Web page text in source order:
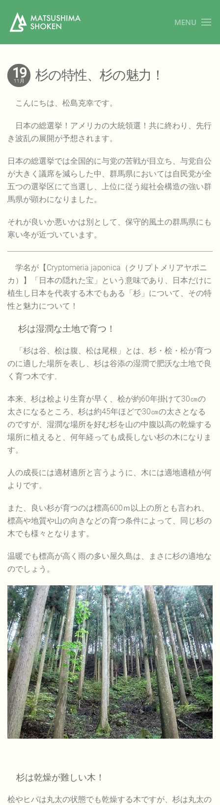
MENU
19
11月 杉の特性、杉の魅力！
こんにちは、松島克幸です。
日本の総選挙！アメリカの大統領選！共に終わり、先行
き波乱の展開が予想されます。
日本の総選挙では全国的に与党の苦戦が目立ち、与党自公
が大きく議席を減らした中、群馬県においては自民党が全
五つの選挙区にて当選し、上位に従う縦社会構造の強い群
馬県が顕わになりました。
それが良いか悪いかは別として、保守的風土の群馬県にも
寒い冬が近づいています。
学名が【Cryptomeria japonica（クリプトメリアヤポニ
カ）】「日本の隠れた宝」という意味であり、日本だけに
植生し日本を代表する木でもある「杉」について、その特
性と魅力について！
杉は湿潤な土地で育つ！
「杉は谷、桧は腹、松は尾根」とは、杉・桧・松が育つ
のに適した場所を表し、杉は谷添の湿潤で肥沃な土地で良
く育つ木です。
本来、杉は桧より生育が早く、桧が約60年掛けて30㎝の
太さになるところ、杉は約45年ほどで30㎝の太さとなる
のですが、湿潤な場所を好む杉を山の中腹以高の乾燥する
場所に植えると、何年経っても成長しない杉の木になりま
す。
人の成長には適材適所と言うように、木には適地適植が何
よりです。
また、良い杉が育つのは標高600ｍ以上の所とも言われ、
標高や地質や山の向きなどの育つ条件によって、同じ杉の
木でも様々となります。
温暖でも標高が高く雨の多い屋久島は、まさに杉の適地な
のでしょう。
杉は乾燥が難しい木！
桧やヒバは丸太の状態でも乾燥する木ですが、杉は丸太の